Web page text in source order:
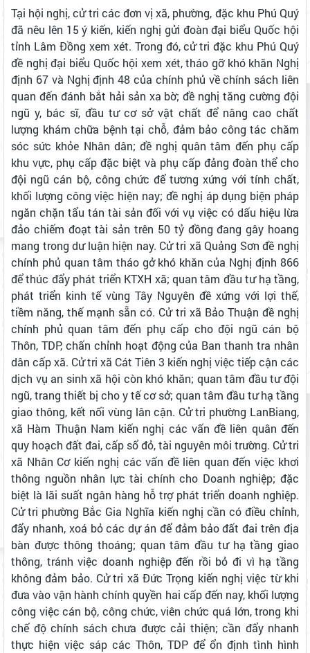
Tại hội nghị, cử tri các đơn vị xã, phường, đặc khu Phú Quý
đã nêu lên 15 ý kiến, kiến nghị gửi đoàn đại biểu Quốc hội
tỉnh Lâm Đồng xem xét. Trong đó, cử tri đặc khu Phú Quý
đề nghị đại biểu Quốc hội xem xét, tháo gỡ khó khăn Nghị
định 67 và Nghị định 48 của chính phủ về chính sách liên
quan đến đánh bắt hải sản xa bờ; đề nghị tăng cường đội
ngũ y, bác sĩ, đầu tư cơ sở vật chất để nâng cao chất
lượng khám chữa bệnh tại chỗ, đảm bảo công tác chăm
sóc sức khỏe Nhân dân; đề nghị quân tâm đến phụ cấp
khu vực, phụ cấp đặc biệt và phụ cấp đảng đoàn thể cho
đội ngũ cán bộ, công chức để tương xứng với tính chất,
khối lượng công việc hiện nay; đề nghị áp dụng biện pháp
ngăn chặn tẩu tán tài sản đối với vụ việc có dấu hiệu lừa
đảo chiếm đoạt tài sản trên 50 tỷ đồng đang gây hoang
mang trong dư luận hiện nay. Cử tri xã Quảng Sơn đề nghị
chính phủ quan tâm tháo gở khó khăn của Nghị định 866
để thúc đẩy phát triển KTXH xã; quan tâm đầu tư hạ tầng,
phát triển kinh tế vùng Tây Nguyên đề xứng với lợi thế,
tiềm năng, thế mạnh sẵn có. Cử tri xã Bảo Thuận đề nghị
chính phủ quan tâm đến phụ cấp cho đội ngũ cán bộ
Thôn, TDP, chấn chỉnh hoạt động của Ban thanh tra nhân
dân cấp xã. Cử tri xã Cát Tiên 3 kiến nghị việc tiếp cận các
dịch vụ an sinh xã hội còn khó khăn; quan tâm đầu tư đội
ngũ, trang thiết bị cho y tế cơ sở; quan tâm đầu tư hạ tầng
giao thông, kết nối vùng lân cận. Cử tri phường LanBiang,
xã Hàm Thuận Nam kiến nghị các vấn đề liên quân đến
quy hoạch đất đai, cấp sổ đỏ, tài nguyên môi trường. Cử tri
xã Nhân Cơ kiến nghị các vấn đề liên quan đến việc khơi
thông nguồn nhân lực tài chính cho Doanh nghiệp; đặc
biệt là lãi suất ngân hàng hỗ trợ phát triển doanh nghiệp.
Cử tri phường Bắc Gia Nghĩa kiến nghị cần có điều chỉnh,
đẩy nhanh, xoá bỏ các dự án để đảm bảo đất đai trên địa
bàn được thông thoáng; quan tâm đầu tư hạ tầng giao
thông, tránh việc doanh nghiệp đến rồi bỏ đi vì hạ tầng
không đảm bảo. Cử tri xã Đức Trọng kiến nghị việc từ khi
đưa vào vận hành chính quyền hai cấp đến nay, khối lượng
công việc cán bộ, công chức, viên chức quá lớn, trong khi
chế độ chính sách chưa được cải thiện; cần đẩy nhanh
thực hiện việc sáp các Thôn, TDP để ổn định tình hình